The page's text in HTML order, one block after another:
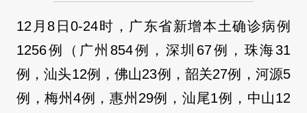
12月8日0-24时，广东省新增本土确诊病例
1256例（广州854例，深圳67例，珠海31
例，汕头12例，佛山23例，韶关27例，河源5
例，梅州4例，惠州29例，汕尾1例，中山12